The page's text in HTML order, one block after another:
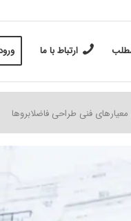
ارتباط با ما
فنی طراحی فاضلابروها